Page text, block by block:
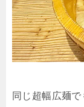
同じ超幅広麺で